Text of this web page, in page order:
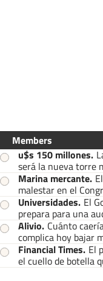
Members
u$s 150 millones.
será la nueva torre
Marina mercante.
malestar en el
Universidades. El
prepara para una
Alivio. Cuánto
complica hoy bajar
Financial Times. El
el cuello de botella